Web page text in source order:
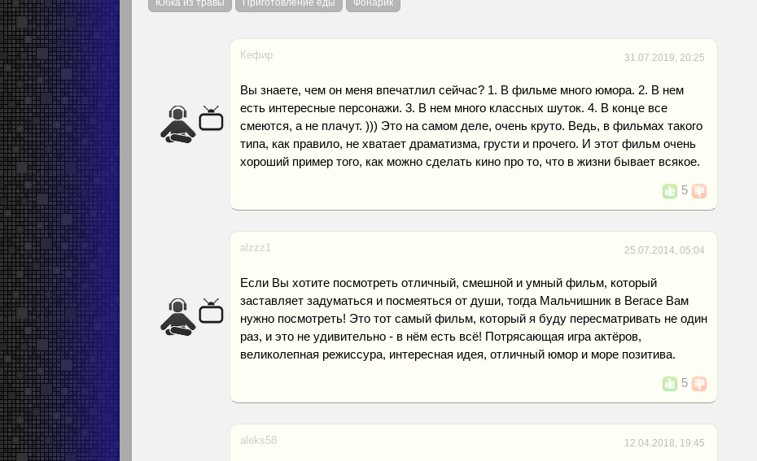
Юбка из травы
Приготовление еды Фонарик
Кефир 31.07.2019, 20:25
Вы знаете, чем он меня впечатлил сейчас? 1. В фильме много юмора. 2. В нем
есть интересные персонажи. 3. В нем много классных шуток. 4. В конце все
смеются, а не плачут. ))) Это на самом деле, очень круто. Ведь, в фильмах такого
типа, как правило, не хватает драматизма, грусти и прочего. И этот фильм очень
хороший пример того, как можно сделать кино про то, что в жизни бывает всякое.
5
alzzz1 25.07.2014, 05:04
Если Вы хотите посмотреть отличный, смешной и умный фильм, который
заставляет задуматься и посмеяться от души, тогда Мальчишник в Вегасе Вам
нужно посмотреть! Это тот самый фильм, который я буду пересматривать не один
раз, и это не удивительно - в нём есть всё! Потрясающая игра актёров,
великолепная режиссура, интересная идея, отличный юмор и море позитива.
5
aleks58 12.04.2018, 19:45